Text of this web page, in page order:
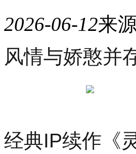
2026-06-12来
月
21
起
东
风情与娇憨并
经典IP续作《